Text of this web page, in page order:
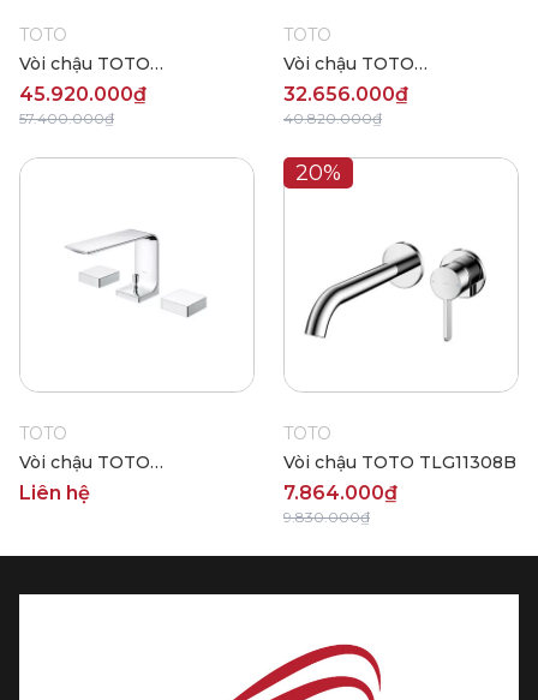
TOTO
Vòi chậu TOTO
TLP02310B
45.920.000₫
57.400.000₫
TOTO
Vòi chậu TOTO
TLP02304B
32.656.000₫
40.820.000₫
TOTO
Vòi chậu TOTO
TLP02201B
Liên hệ
20%
TOTO
Vòi chậu TOTO TLG11308B
7.864.000₫
9.830.000₫